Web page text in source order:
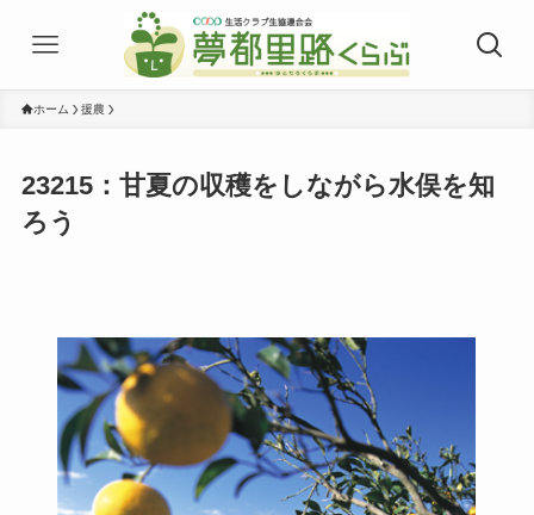
ホーム 援農
23215：甘夏の収穫をしながら水俣を知
ろう